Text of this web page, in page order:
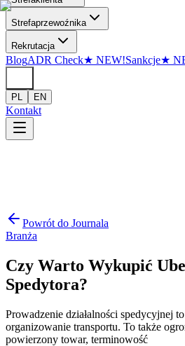
Przejdź do treści
Strefaprzewoźnika
Rekrutacja
BlogADR Check★ NEW!Sankcje★
PL EN
Kontakt
Powrót do Journala
Branża
Czy Warto Wykupić
Spedytora?
Prowadzenie działalności spedycyjnej
organizowanie transportu. To także
powierzony towar, terminowość